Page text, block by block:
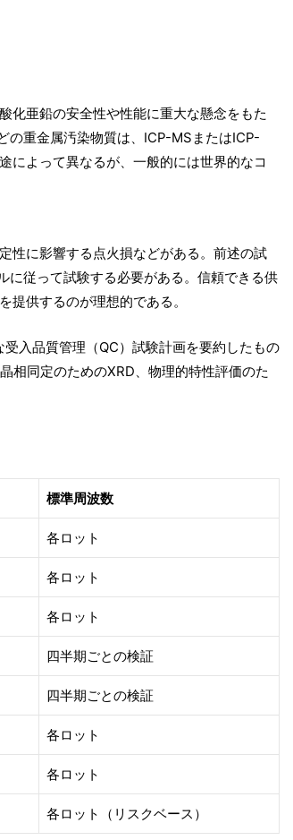
化亜鉛の安全性や性能に重大な懸念をもた
の重金属汚染物質は、ICP-MSまたはICP-
によって異なるが、一般的には世界的なコ
性に影響する点火損などがある。前述の試
に従って試験する必要がある。信頼できる供
提供するのが理想的である。
入品質管理（QC）試験計画を要約したもの
相同定のためのXRD、物理的特性評価のた
標準周波数
各ロット
各ロット
各ロット
四半期ごとの検証
四半期ごとの検証
各ロット
各ロット
各ロット（リスクベース）